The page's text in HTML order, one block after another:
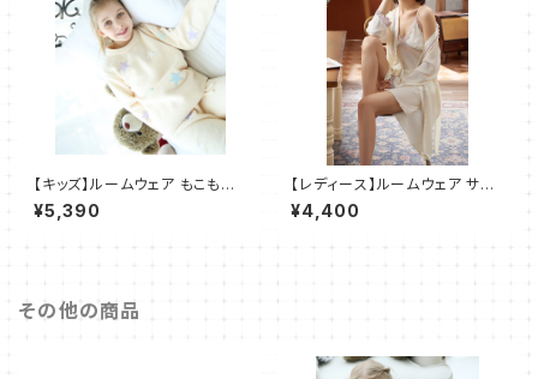
【キッズ】ルームウェア もこもこ
パジャマ 部屋着 2点セット
¥5,390
【レディース】ルームウェア サテ
ン レース ワンピース パジャマ
部屋着 ２点セット SH024
¥4,400
その他の商品